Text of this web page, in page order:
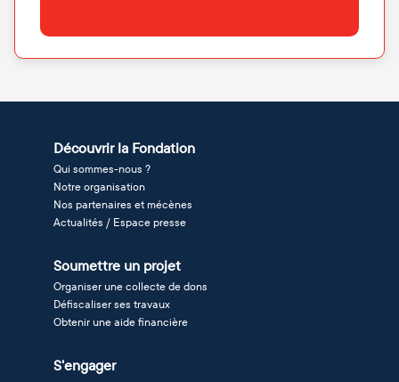
Découvrir la Fondation
Qui sommes-nous ?
Notre organisation
Nos partenaires et mécènes
Actualités / Espace presse
Soumettre un projet
Organiser une collecte de dons
Défiscaliser ses travaux
Obtenir une aide financière
S'engager